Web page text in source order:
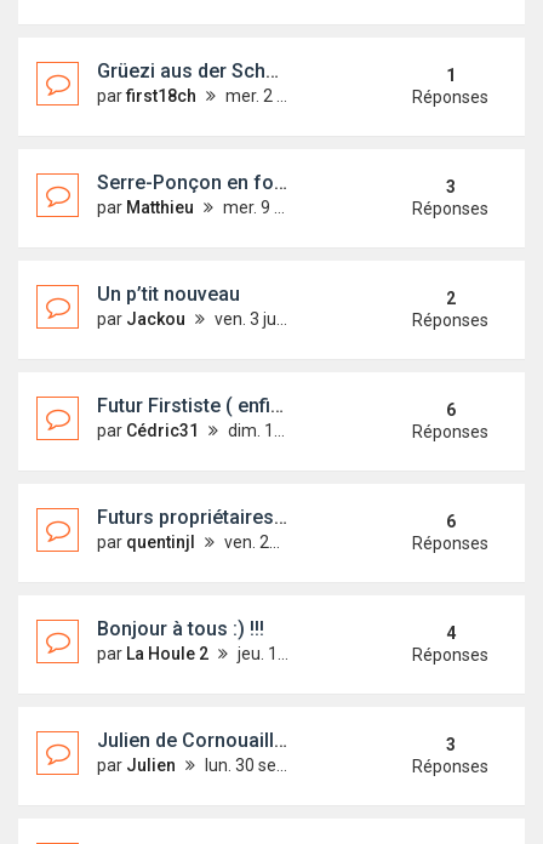
Grüezi aus der Schweiz; Salut du suisse
parfirst18ch mer. 2 sept. 2020 12:39
1
Réponses
Serre-Ponçon en force!
par Matthieu mer. 9 sept. 2020 09:49
3
Réponses
Un p’tit nouveau
par Jackou ven. 3 juil. 2020 11:54
2
Réponses
Futur Firstiste ( enfin j’espère...)
par Cédric31 dim. 16 févr. 2020 13:54
6
Réponses
Futurs propriétaires sur St Malo
par quentinjl ven. 27 juil. 2018 21:39
6
Réponses
Bonjour à tous :) !!!
par La Houle 2 jeu. 16 août 2018 11:23
4
Réponses
Julien de Cornouaille (Ael Du)
par Julien lun. 30 sept. 2019 10:16
3
Réponses